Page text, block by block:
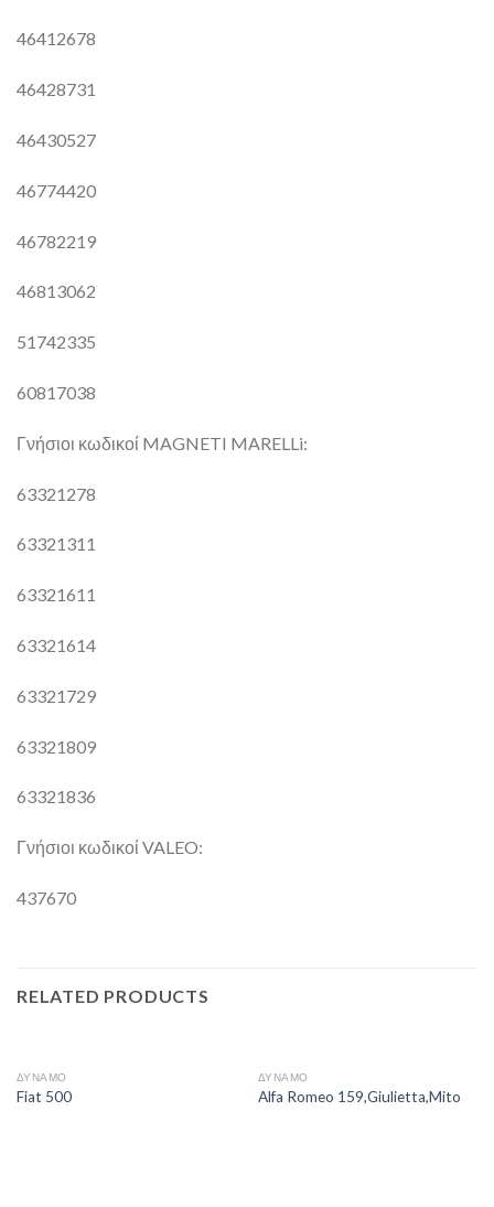
46412678
46428731
46430527
46774420
46782219
46813062
51742335
60817038
Γνήσιοι κωδικοί MAGNETI MARELLi:
63321278
63321311
63321611
63321614
63321729
63321809
63321836
Γνήσιοι κωδικοί VALEO:
437670
RELATED PRODUCTS
ΔΥΝΑΜΟ
Fiat 500
ΔΥΝΑΜΟ
Alfa Romeo 159,Giulietta,Mito